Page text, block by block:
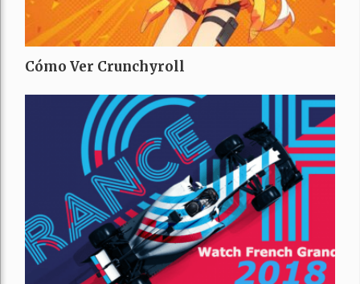
Cómo Ver Crunchyroll